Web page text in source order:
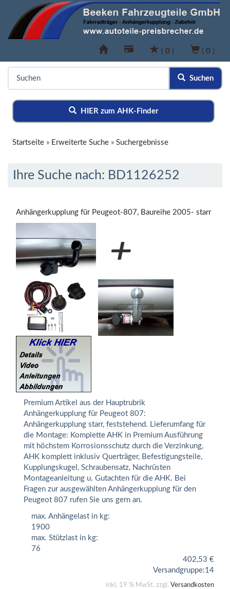
( 0 ) ( 0 )
Suchen
HIER zum AHK-Finder
Startseite » Erweiterte Suche » Suchergebnisse
Ihre Suche nach: BD1126252
Anhängerkupplung für Peugeot-807, Baureihe 2005- starr
Premium Artikel aus der Hauptrubrik
Anhängerkupplung für Peugeot 807:
Anhängerkupplung starr, feststehend. Lieferumfang für
die Montage: Komplette AHK in Premium Ausführung
mit höchstem Korrosionsschutz durch die Verzinkung,
AHK komplett inklusiv Querträger, Befestigungsteile,
Kupplungskugel, Schraubensatz, Nachrüsten
Montageanleitung u. Gutachten für die AHK. Bei
Fragen zur ausgewählten Anhängerkupplung für den
Peugeot 807 rufen Sie uns gern an.
max. Anhängelast in kg:
1900
max. Stützlast in kg:
76
402,53 €
Versandgruppe:14
inkl. 19 % MwSt. zzgl. Versandkosten